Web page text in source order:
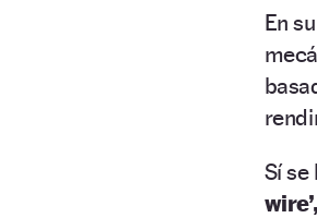
En
Sí
wire’,